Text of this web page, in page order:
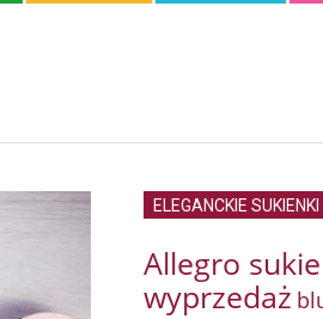
ELEGANCKIE
Allegro
wyprzedaż